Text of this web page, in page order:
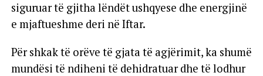
siguruar të gjitha lëndët ushqyese dhe energjinë
e mjaftueshme deri në Iftar.
Për shkak të orëve të gjata të agjërimit, ka shumë
mundësi të ndiheni të dehidratuar dhe të lodhur